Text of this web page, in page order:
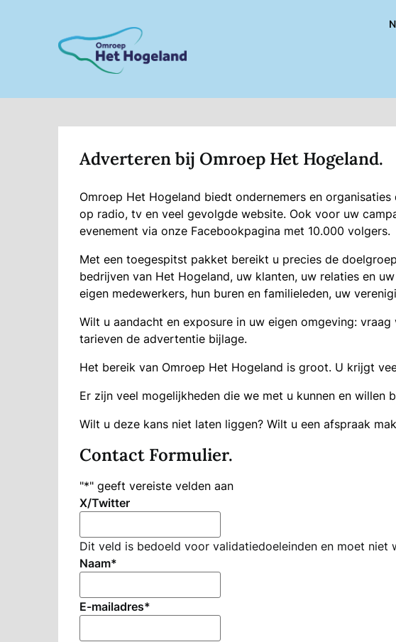
Adverteren bij Omroep Het Hogeland.
Omroep Het Hogeland biedt ondernemers en
op radio, tv en veel gevolgde website. Ook voor uw
evenement via onze Facebookpagina met 10.000 volgers.
Met een toegespitst pakket bereikt u precies de
bedrĳven van Het Hogeland, uw klanten, uw relaties en
eigen medewerkers, hun buren en familieleden, uw
Wilt u aandacht en exposure in uw eigen omgeving:
tarieven de advertentie bĳlage.
Het bereik van Omroep Het Hogeland is groot. U krijgt
Er zijn veel mogelijkheden die we met u kunnen en willen
Wilt u deze kans niet laten liggen? Wilt u een afspraak
Contact Formulier.
"*" geeft vereiste velden aan
X/Twitter
Dit veld is bedoeld voor validatiedoeleinden en moet niet
Naam*
E-mailadres*